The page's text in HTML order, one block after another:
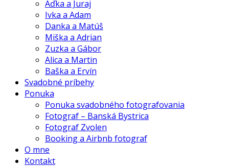
Aďka a Juraj
Ivka a Adam
Danka a Matúš
Miška a Adrian
Zuzka a Gábor
Alica a Martin
Baška a Ervín
Svadobné príbehy
Ponuka
Ponuka svadobného fotografovania
Fotograf – Banská Bystrica
Fotograf Zvolen
Booking a Airbnb fotograf
O mne
Kontakt